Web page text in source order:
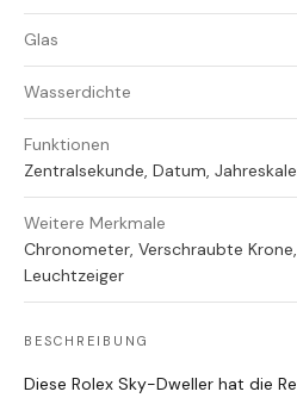
Glas
Wasserdichte
Funktionen
Zentralsekunde, Datum,
Weitere Merkmale
Chronometer, Verschraubte
Leuchtzeiger
BESCHREIBUNG
Diese Rolex Sky-Dweller hat die